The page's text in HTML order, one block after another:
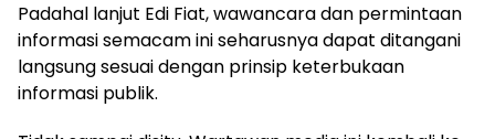
Padahal lanjut Edi Fiat, wawancara dan permintaan
informasi semacam ini seharusnya dapat ditangani
langsung sesuai dengan prinsip keterbukaan
informasi publik.